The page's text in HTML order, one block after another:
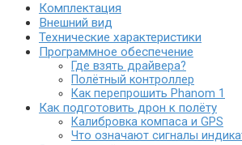
Комплектация
Внешний вид
Технические характеристики
Программное обеспечение
Где взять драйвера?
Полётный контроллер
Как перепрошить Phanom 1
Как подготовить дрон к полёту
Калибровка компаса и GPS
Что означают сигналы